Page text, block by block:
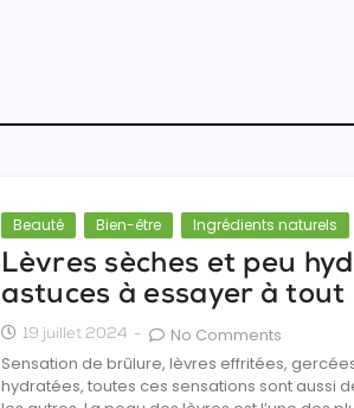
Beauté Bien-être Ingrédients naturels
Lèvres sèches et peu
astuces à essayer à tout
19 juillet 2024 -
No Comments
Sensation de brûlure, lèvres effritées,
hydratées, toutes ces sensations sont aussi